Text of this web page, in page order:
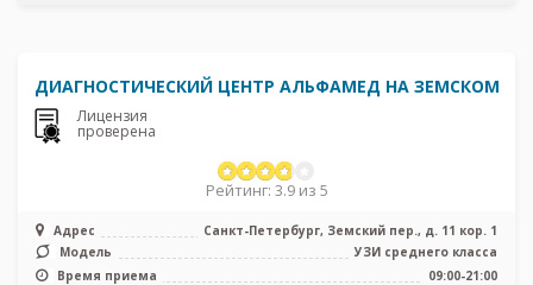
ДИАГНОСТИЧЕСКИЙ ЦЕНТР АЛЬФАМЕД НА ЗЕМСКОМ
Лицензия
проверена
Рейтинг: 3.9 из 5
Адрес
Санкт-Петербург, Земский пер., д. 11 кор. 1
Модель
УЗИ среднего класса
Время приема
09:00-21:00